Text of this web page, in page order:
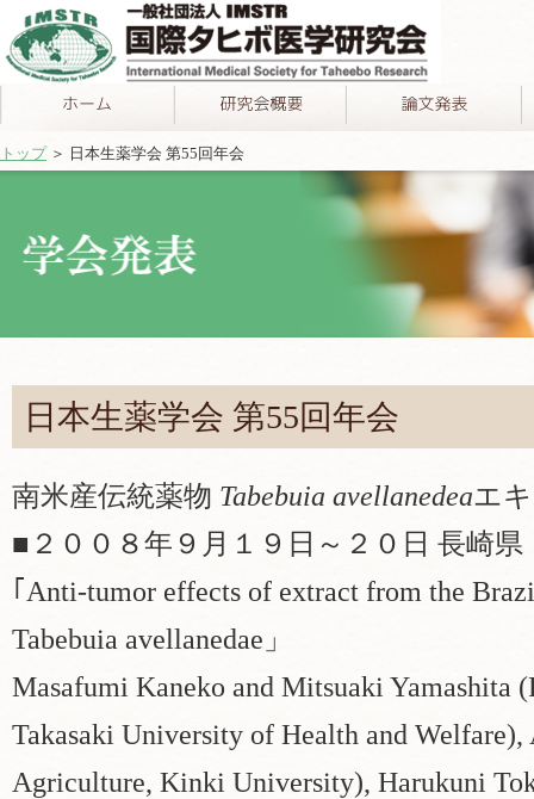
トップ＞ 日本生薬学会 第55回年会
日本生薬学会 第55回年会
南米産伝統薬物 Tabebuia avellanedeaエ
■２００８年９月１９日～２０日 長崎県
｢Anti-tumor effects of extract from the
Tabebuia avellanedae」
Masafumi Kaneko and Mitsuaki Yamashita
Takasaki University of Health and
Agriculture, Kinki University), Harukuni